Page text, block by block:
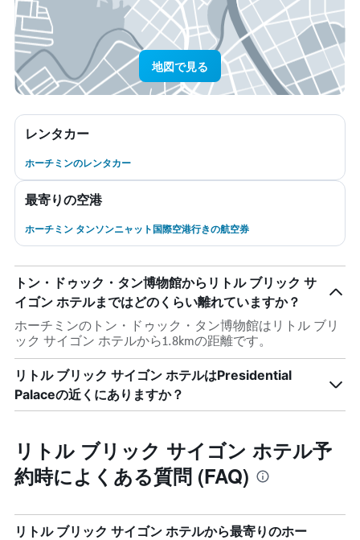
地図で見る
レンタカー
ホーチミンのレンタカー
最寄りの空港
ホーチミン タンソンニャット国際空港行きの航空券
トン・ドゥック・タン博物館からリトル ブリック サ
イゴン ホテルまではどのくらい離れていますか？
ホーチミンのトン・ドゥック・タン博物館はリトル ブリ
ック サイゴン ホテルから1.8kmの距離です。
リトル ブリック サイゴン ホテルはPresidential
Palaceの近くにありますか？
リトル ブリック サイゴン ホテル予
約時によくある質問 (FAQ)
リトル ブリック サイゴン ホテルから最寄りのホー